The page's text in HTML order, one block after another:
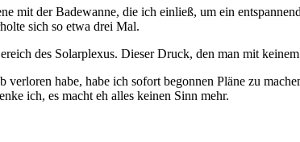
mit der Badewanne, die ich einließ, um ein
sich so etwa drei Mal.
des Solarplexus. Dieser Druck, den man mit
habe, habe ich sofort begonnen Pläne zu
ich, es macht eh alles keinen Sinn mehr.